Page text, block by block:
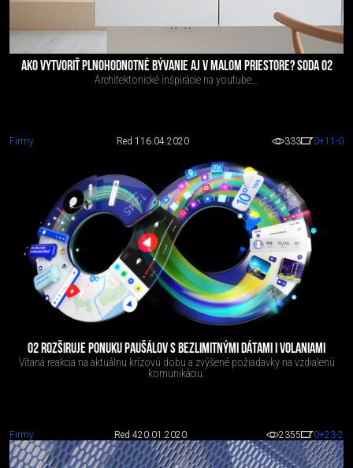
AKO VYTVORIŤ PLNOHODNOTNÉ BÝVANIE AJ V MALOM PRIESTORE? SODA O2
Architektonické inšpirácie na youtube...
Firmy Red 1 16.04.2020 333 0+11 -0
O2 ROZŠIRUJE PONUKU PAUŠÁLOV S BEZLIMITNÝMI DÁTAMI I VOLANIAMI
Vítaná reakcia na aktuálnu krízovú dobu a zvýšené požiadavky na vzdialenú
komunikáciu.
Firmy Red 420.01.2020 2355 0+23-2